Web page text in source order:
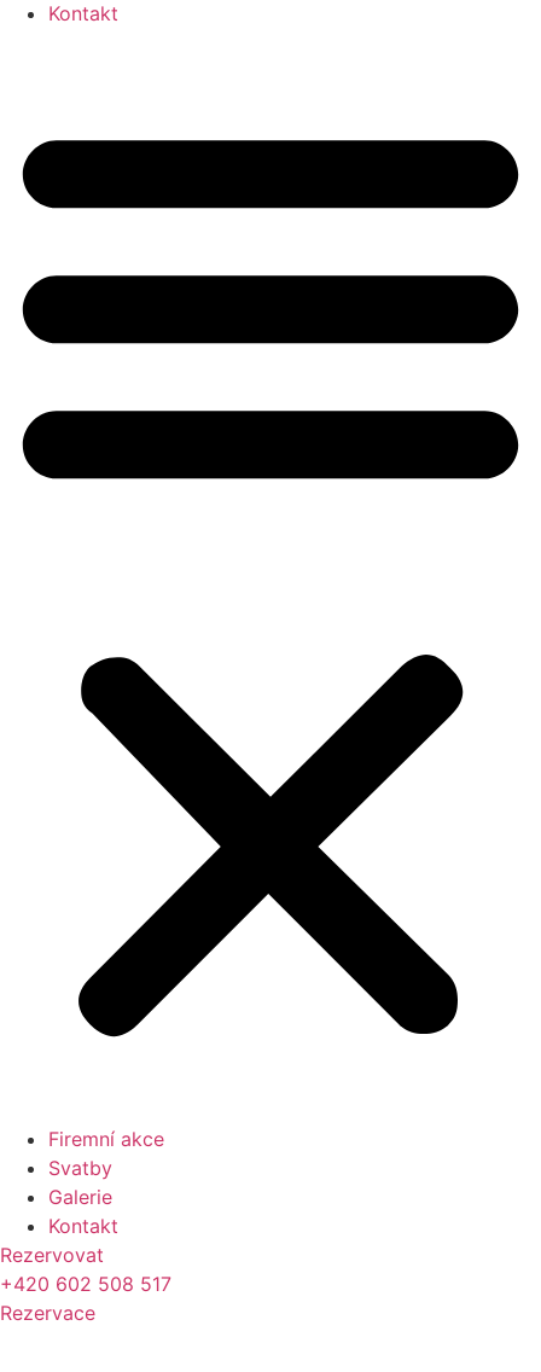
Kontakt
Firemní akce
Svatby
Galerie
Kontakt
Rezervovat
+420 602 508 517
Rezervace